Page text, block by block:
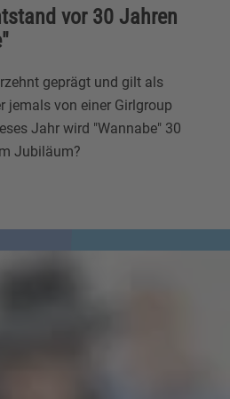
vor 30 Jahren
geprägt und gilt als
jemals von einer Girlgroup
Jahr wird "Wannabe" 30
Jubiläum?